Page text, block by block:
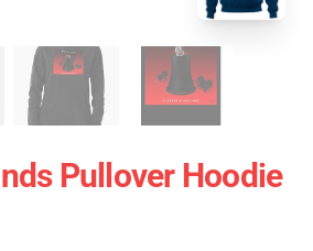
Pullover Hoodie